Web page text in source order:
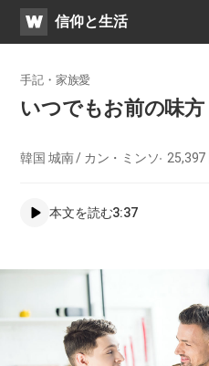
WATV​信仰と生活
手記・家族愛
いつでもお前の味方
韓国 城南 / カン・ミンソ 25,397
本文を読む3:37